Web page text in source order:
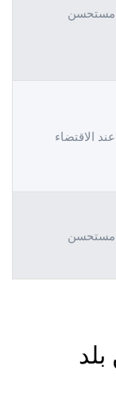
مستحسن
عند الاقتضاء
مستحسن